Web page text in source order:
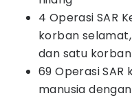
4 Operasi SAR
korban
dan satu
69 Operasi
manusia